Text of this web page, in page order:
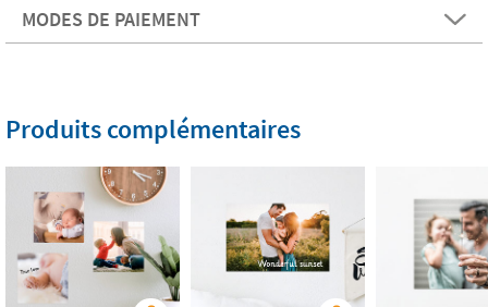
MODES DE PAIEMENT
Produits complémentaires